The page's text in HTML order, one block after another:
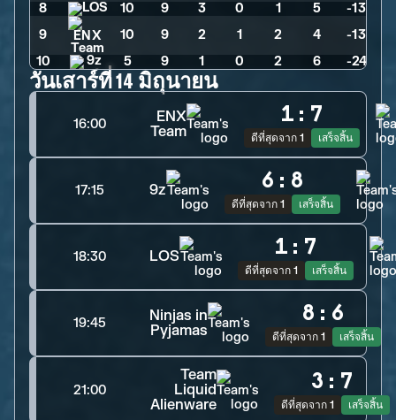
8
10 9 3 0 1 5
-13
9
10 9 2 1 2 4
-13
10
5 9 1 0 2 6 -24
วันเสาร์ที่ 14 มิถุนายน
16:00
ENX
Team
1 : 7
ดีที่สุดจาก 1 เสร็จสิ้น
17:15 9z 6 : 8
ดีที่สุดจาก 1 เสร็จสิ้น
18:30 LOS 1 : 7
ดีที่สุดจาก 1 เสร็จสิ้น
19:45
Ninjas in
Pyjamas
8 : 6
ดีที่สุดจาก 1 เสร็จสิ้น
21:00
Team
Liquid
Alienware
3 : 7
ดีที่สุดจาก 1 เสร็จสิ้น